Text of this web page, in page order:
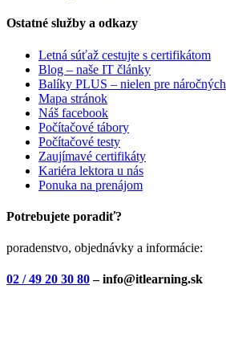
Ostatné služby a odkazy
Letná súťaž cestujte s certifikátom
Blog – naše IT články
Balíky PLUS – nielen pre náročných
Mapa stránok
Náš facebook
Počítačové tábory
Počítačové testy
Zaujímavé certifikáty
Kariéra lektora u nás
Ponuka na prenájom
Potrebujete poradiť?
poradenstvo, objednávky a informácie:
02 / 49 20 30 80– info@itlearning.sk